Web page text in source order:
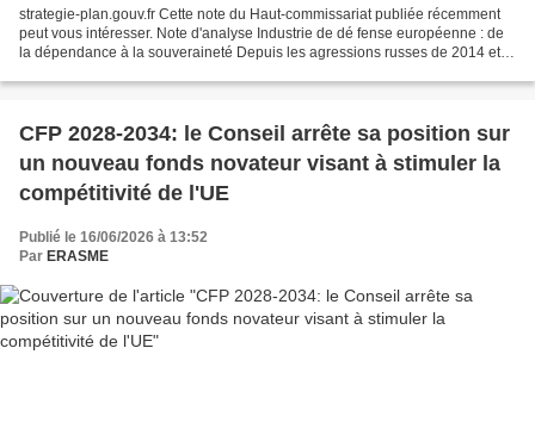
strategie-plan.gouv.fr Cette note du Haut-commissariat publiée récemment
peut vous intéresser. Note d'analyse Industrie de dé fense européenne : de
la dépendance à la souveraineté Depuis les agressions russes de 2014 et
CFP 2028-2034: le Conseil arrête sa position sur
un nouveau fonds novateur visant à stimuler la
compétitivité de l'UE
Publié le 16/06/2026 à 13:52
Par ERASME